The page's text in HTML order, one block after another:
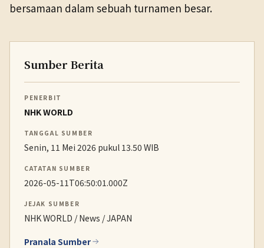
bersamaan dalam sebuah turnamen besar.
Sumber Berita
PENERBIT
NHK WORLD
TANGGAL SUMBER
Senin, 11 Mei 2026 pukul 13.50 WIB
CATATAN SUMBER
2026-05-11T06:50:01.000Z
JEJAK SUMBER
NHK WORLD / News / JAPAN
Pranala Sumber